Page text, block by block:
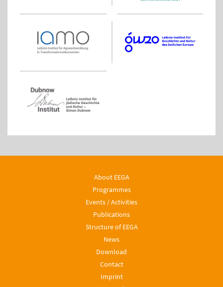
About EEGA
Programmes
Events / Activities
Publications
Structure of EEGA
News
Download
Contact
Imprint